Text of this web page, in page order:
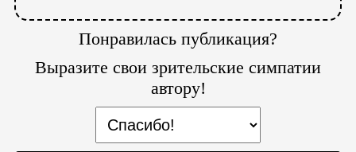
Понравилась публикация?
Выразите свои зрительские симпатии
автору!